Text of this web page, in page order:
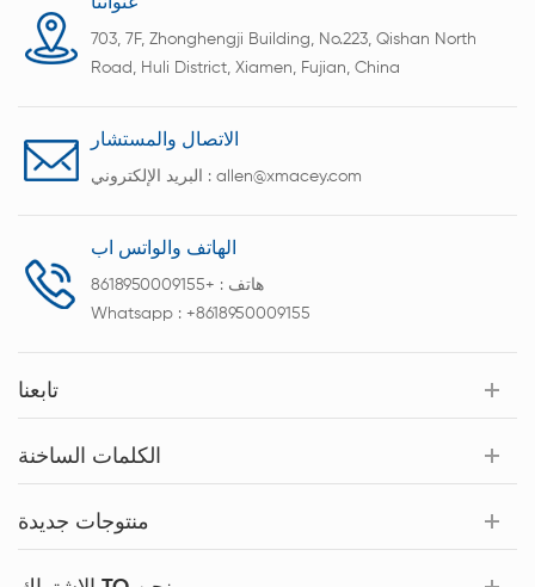
703, 7F, Zhonghengji Building, No.223, Qishan North
Road, Huli District, Xiamen, Fujian, China
الاتصال والمستشار
البريد الإلكتروني : allen@xmacey.com
الهاتف والواتس اب
هاتف : +8618950009155
Whatsapp : +8618950009155
تابعنا
الكلمات الساخنة
منتوجات جديدة